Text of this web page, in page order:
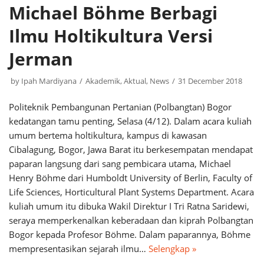
Michael Böhme Berbagi
Ilmu Holtikultura Versi
Jerman
by Ipah Mardiyana Akademik,Aktual, News 31 December 2018
Politeknik Pembangunan Pertanian (Polbangtan) Bogor
kedatangan tamu penting, Selasa (4/12). Dalam acara kuliah
umum bertema holtikultura, kampus di kawasan
Cibalagung, Bogor, Jawa Barat itu berkesempatan mendapat
paparan langsung dari sang pembicara utama, Michael
Henry Böhme dari Humboldt University of Berlin, Faculty of
Life Sciences, Horticultural Plant Systems Department. Acara
kuliah umum itu dibuka Wakil Direktur I Tri Ratna Saridewi,
seraya memperkenalkan keberadaan dan kiprah Polbangtan
Bogor kepada Profesor Böhme. Dalam paparannya, Böhme
mempresentasikan sejarah ilmu… Selengkap »